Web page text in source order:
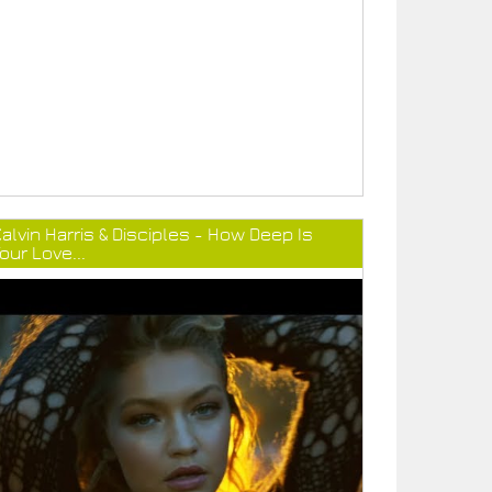
Harris & Disciples - How Deep Is
Love...